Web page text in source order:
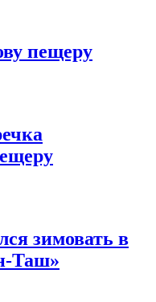
пещеру
зимовать в
Таш»